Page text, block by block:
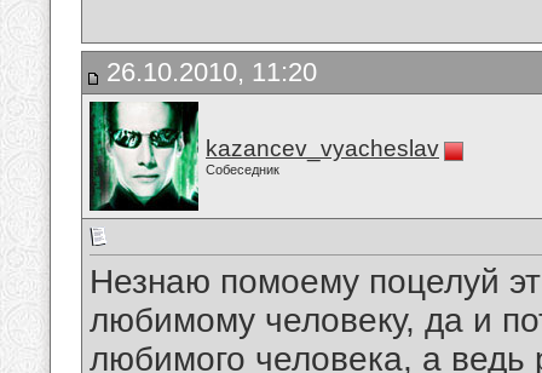
26.10.2010, 11:20
kazancev_vyacheslav
Собеседник
Незнаю помоему поцелуй
любимому человеку, да и
любимого человека, а ведь